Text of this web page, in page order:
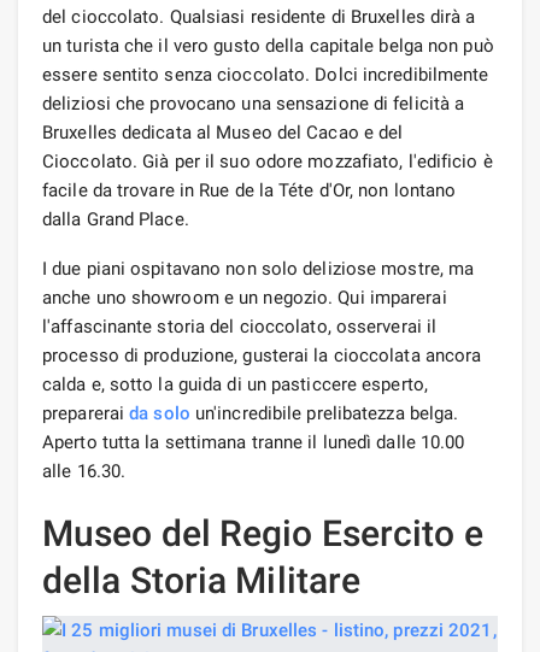
del cioccolato. Qualsiasi residente di Bruxelles dirà a
un turista che il vero gusto della capitale belga non può
essere sentito senza cioccolato. Dolci incredibilmente
deliziosi che provocano una sensazione di felicità a
Bruxelles dedicata al Museo del Cacao e del
Cioccolato. Già per il suo odore mozzafiato, l'edificio è
facile da trovare in Rue de la Téte d'Or, non lontano
dalla Grand Place.
I due piani ospitavano non solo deliziose mostre, ma
anche uno showroom e un negozio. Qui imparerai
l'affascinante storia del cioccolato, osserverai il
processo di produzione, gusterai la cioccolata ancora
calda e, sotto la guida di un pasticcere esperto,
prepareraida solo un'incredibile prelibatezza belga.
Aperto tutta la settimana tranne il lunedì dalle 10.00
alle 16.30.
Museo del Regio Esercito e
della Storia Militare